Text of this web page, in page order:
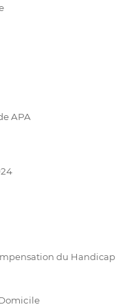
APA
du Handicap